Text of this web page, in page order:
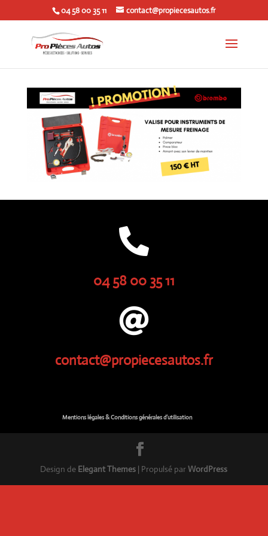
04 58 00 35 11 contact@propiecesautos.fr

04 58 00 35 11

contact@propiecesautos.fr
Mentions légales & Conditions générales d’utilisation
Design de Elegant Themes | Propulsé parWordPress